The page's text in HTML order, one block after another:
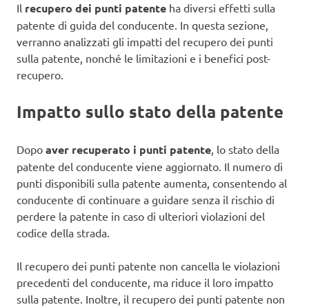
Il recupero dei punti patente ha diversi effetti sulla
patente di guida del conducente. In questa sezione,
verranno analizzati gli impatti del recupero dei punti
sulla patente, nonché le limitazioni e i benefici post-
recupero.
Impatto sullo stato della patente
Dopo aver recuperato i punti patente, lo stato della
patente del conducente viene aggiornato. Il numero di
punti disponibili sulla patente aumenta, consentendo al
conducente di continuare a guidare senza il rischio di
perdere la patente in caso di ulteriori violazioni del
codice della strada.
Il recupero dei punti patente non cancella le violazioni
precedenti del conducente, ma riduce il loro impatto
sulla patente. Inoltre, il recupero dei punti patente non